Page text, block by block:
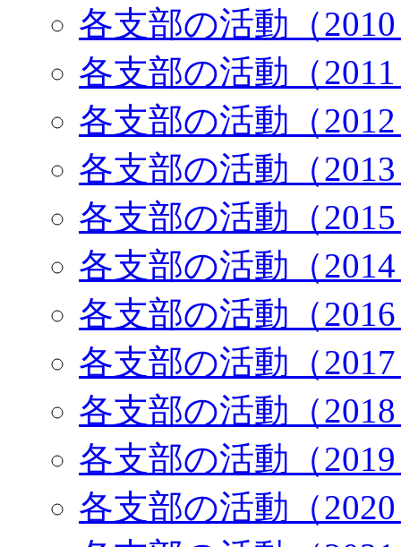
各支部の活動（
各支部の活動（
各支部の活動（
各支部の活動（
各支部の活動（
各支部の活動（
各支部の活動（
各支部の活動（
各支部の活動（
各支部の活動（
各支部の活動（